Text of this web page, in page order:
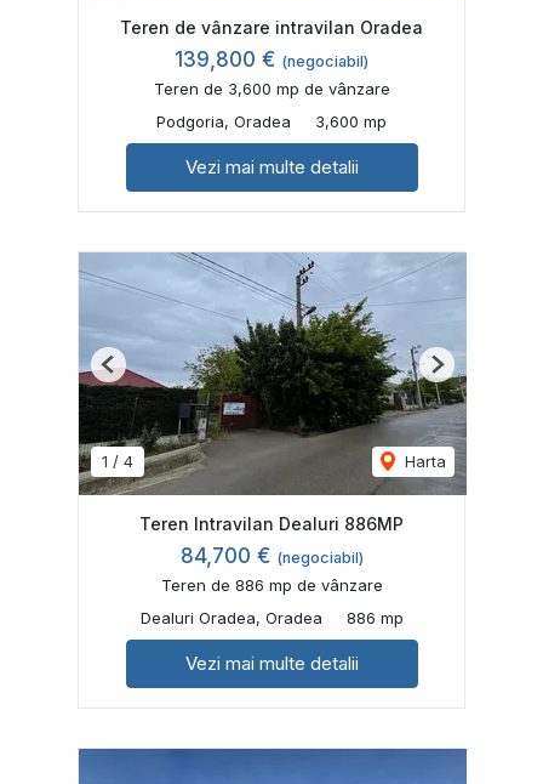
Teren de vânzare intravilan Oradea
139,800 € (negociabil)
Teren de 3,600 mp de vânzare
Podgoria, Oradea
3,600 mp
Vezi mai multe detalii
1 / 4 Harta
Previous Next
Teren Intravilan Dealuri 886MP
84,700 € (negociabil)
Teren de 886 mp de vânzare
Dealuri Oradea, Oradea
886 mp
Vezi mai multe detalii